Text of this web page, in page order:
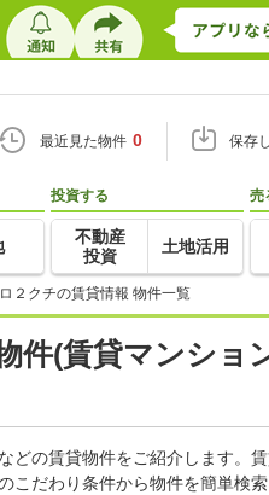
最近見た物件 0 保存
投資する
不動産
投資
土地活用
売
２クチの賃貸情報 物件一覧
件(賃貸マンショ
の賃貸物件をご紹介します。
だわり条件から物件を簡単検